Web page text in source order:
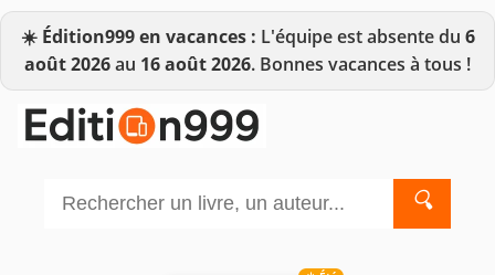
☀️ Édition999 en vacances : L'équipe est absente du 6
août 2026au 16 août 2026. Bonnes vacances à tous !
🔍